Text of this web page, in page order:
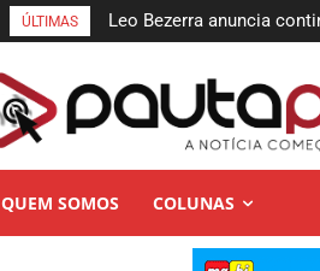
ÚLTIMAS
Leo Bezerra anuncia
União Brasil oficializa
QUEM SOMOS COLUNAS